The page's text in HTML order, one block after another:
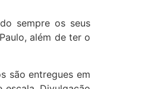
sempre os seus
além de ter o
são entregues em